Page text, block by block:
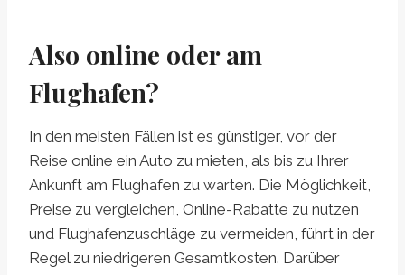
Also online oder am
Flughafen?
In den meisten Fällen ist es günstiger, vor der
Reise online ein Auto zu mieten, als bis zu Ihrer
Ankunft am Flughafen zu warten. Die Möglichkeit,
Preise zu vergleichen, Online-Rabatte zu nutzen
und Flughafenzuschläge zu vermeiden, führt in der
Regel zu niedrigeren Gesamtkosten. Darüber